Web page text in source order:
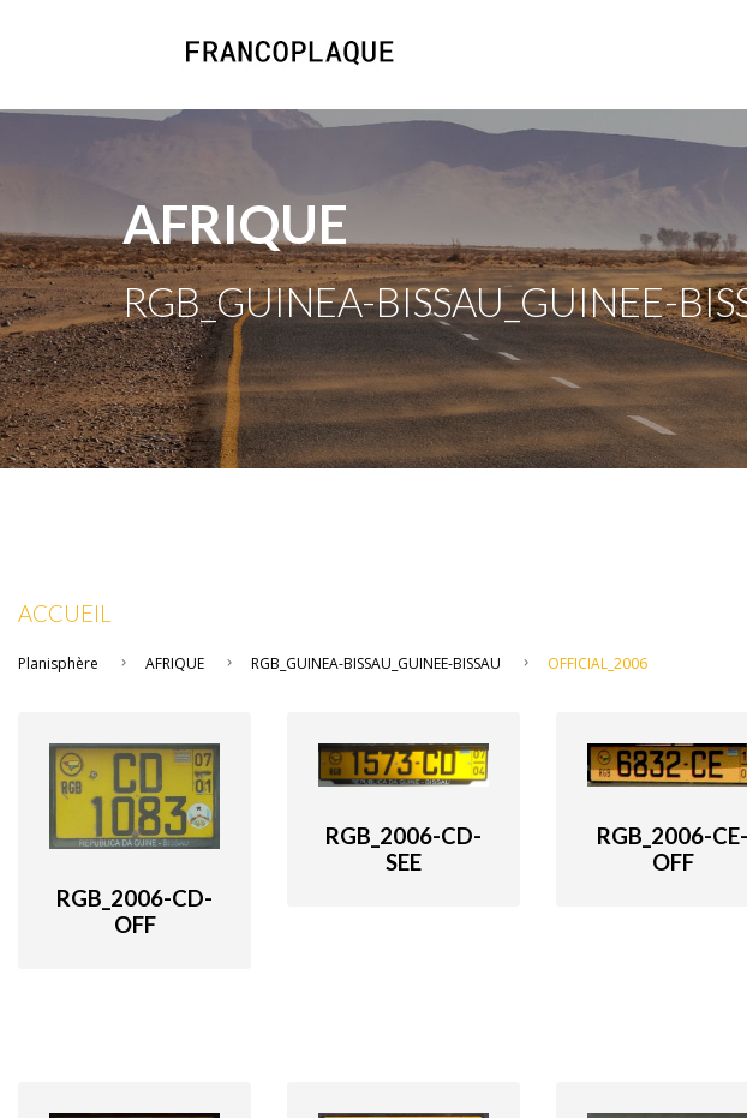
AFRIQUE
RGB_GUINEA-BISSAU_GUINEE-
ACCUEIL
Planisphère AFRIQUE RGB_GUINEA-BISSAU_GUINEE-BISSAU OFFICIAL_2006
RGB_2006-CD-
OFF
RGB_2006-CD-
SEE
RGB_2006-CE-
OFF